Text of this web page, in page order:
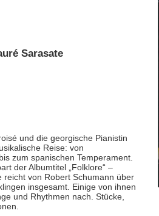
Sarasate
und die georgische Pianistin
Reise: von
zum spanischen Temperament.
der Albumtitel „Folklore“ –
reicht von Robert Schumann über
insgesamt. Einige von ihnen
und Rhythmen nach. Stücke,